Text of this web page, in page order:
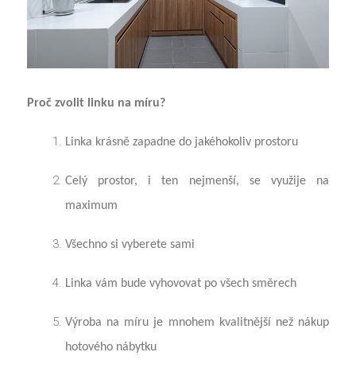
Proč zvolit linku na míru?
Linka krásně zapadne do jakéhokoliv prostoru
Celý prostor, i ten nejmenší, se využije na
maximum
Všechno si vyberete sami
Linka vám bude vyhovovat po všech směrech
Výroba na míru je mnohem kvalitnější než nákup
hotového nábytku